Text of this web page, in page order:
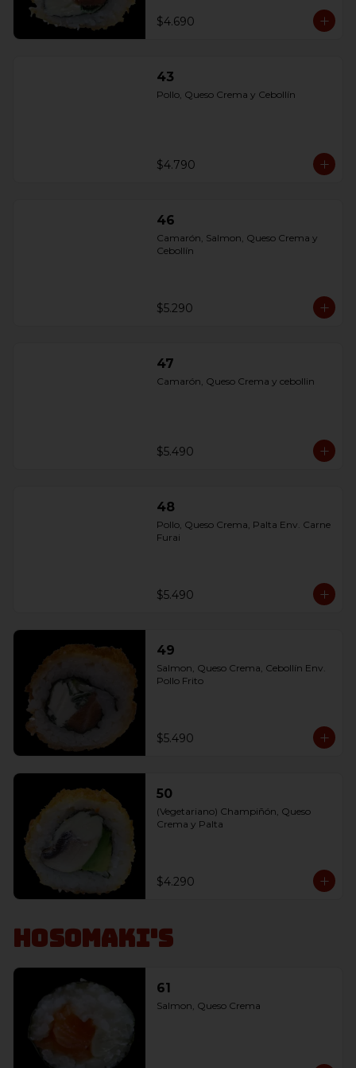
$4.690
43
Pollo, Queso Crema y Cebollín
$4.790
46
Camarón, Salmon, Queso Crema y
Cebollín
$5.290
47
Camarón, Queso Crema y cebollin
$5.490
48
Pollo, Queso Crema, Palta Env. Carne
Furai
$5.490
49
Salmon, Queso Crema, Cebollín Env.
Pollo Frito
$5.490
50
(Vegetariano) Champiñón, Queso
Crema y Palta
$4.290
Hosomaki's
61
Salmon, Queso Crema